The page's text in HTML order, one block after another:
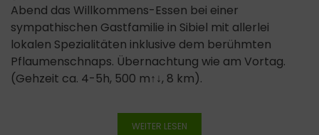
Abend das Willkommens-Essen bei einer
sympathischen Gastfamilie in Sibiel mit allerlei
lokalen Spezialitäten inklusive dem berühmten
Pflaumenschnaps. Übernachtung wie am Vortag.
(Gehzeit ca. 4-5h, 500 m↑↓, 8 km).
WEITER LESEN